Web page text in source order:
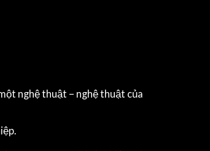
nghệ thuật – nghệ thuật của